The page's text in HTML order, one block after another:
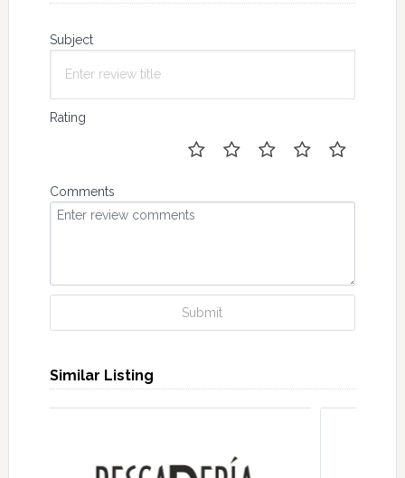
Subject
Rating
Comments
Submit
Similar Listing